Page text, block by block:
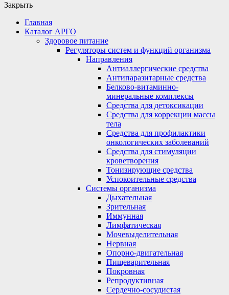
Закрыть
Главная
Каталог АРГО
Здоровое питание
Регуляторы систем и функций организма
Направления
Антиаллергические средства
Антипаразитарные средства
Белково-витаминно-
минеральные комплексы
Средства для детоксикации
Средства для коррекции массы
тела
Средства для профилактики
онкологических заболеваний
Средства для стимуляции
кроветворения
Тонизирующие средства
Успокоительные средства
Системы организма
Дыхательная
Зрительная
Иммунная
Лимфатическая
Мочевыделительная
Нервная
Опорно-двигательная
Пищеварительная
Покровная
Репродуктивная
Сердечно-сосудистая